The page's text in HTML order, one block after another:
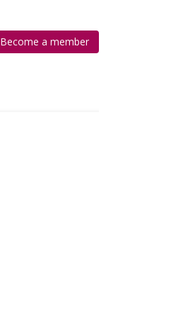
Become a member